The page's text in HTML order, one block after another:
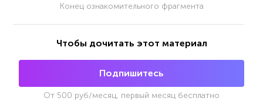
Конец ознакомительного фрагмента
Чтобы дочитать этот материал
Подпишитесь
От 500 руб/месяц, первый месяц бесплатно